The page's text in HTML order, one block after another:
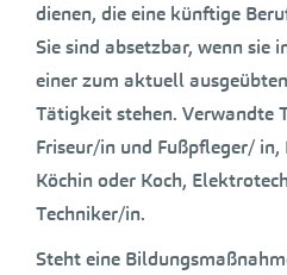
dienen, die eine künftige
Sie sind absetzbar, wenn sie
einer zum aktuell
Tätigkeit stehen. Verwandte
Friseur/in und Fußpfleger/
Köchin oder Koch,
Techniker/in.
Steht eine